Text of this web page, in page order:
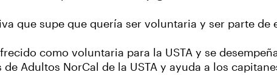
que supe que quería ser voluntaria y ser parte de
como voluntaria para la USTA y se
Adultos NorCal de la USTA y ayuda a los